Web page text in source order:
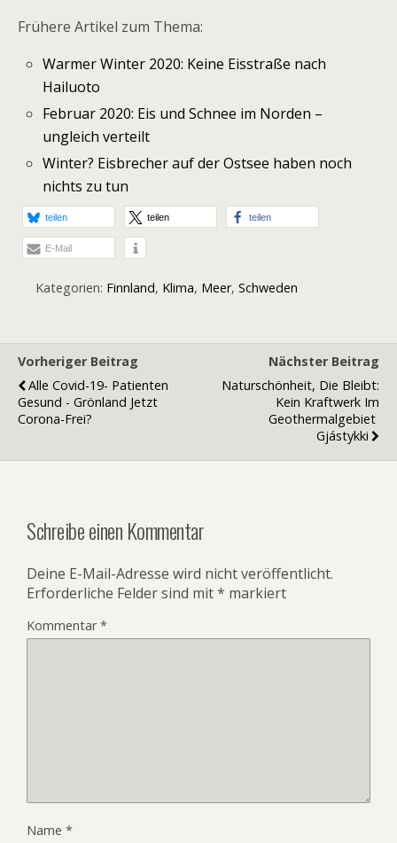
Frühere Artikel zum Thema:
Warmer Winter 2020: Keine Eisstraße nach
Hailuoto
Februar 2020: Eis und Schnee im Norden –
ungleich verteilt
Winter? Eisbrecher auf der Ostsee haben noch
nichts zu tun
teilen teilen teilen
E-Mail
Kategorien: Finnland, Klima, Meer, Schweden
Vorheriger Beitrag
Alle Covid-19- Patienten
Gesund - Grönland Jetzt
Corona-Frei?
Nächster Beitrag
Naturschönheit, Die Bleibt:
Kein Kraftwerk Im
Geothermalgebiet
Gjástykki
Schreibe einen Kommentar
Deine E-Mail-Adresse wird nicht veröffentlicht.
Erforderliche Felder sind mit* markiert
Kommentar*
Name *